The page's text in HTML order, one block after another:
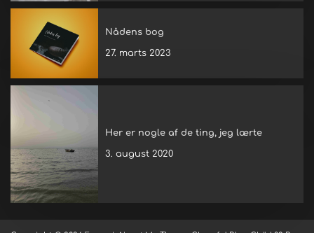
Nådens bog
27. marts 2023
Her er nogle af de ting, jeg lærte
3. august 2020